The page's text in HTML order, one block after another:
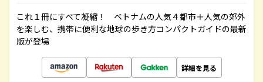
これ１冊にすべて凝縮！ ベトナムの人気４都市＋人気の郊外
を楽しむ、携帯に便利な地球の歩き方コンパクトガイドの最新
版が登場
詳細を見る